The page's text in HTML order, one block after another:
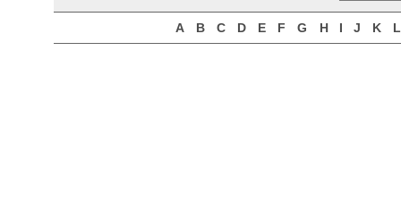
A B C D E F G H I J K